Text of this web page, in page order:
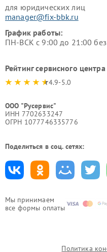
Мы принимаем
все формы оплаты
для юридических лиц
manager@fix-bbk.ru
График работы:
ПН-ВСК с 9:00 до 21:00
Рейтинг сервисного центра
4.9-5.0
ООО "Русервис"
ИНН 7702633247
ОГРН 1077746335776
Поделиться в соц. сетях:
Политика